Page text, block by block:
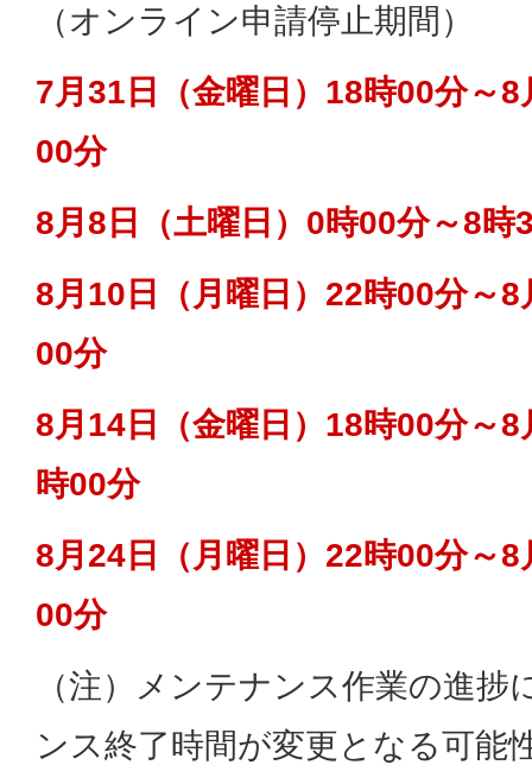
（オンライン申請停止期間）
7月31日（金曜日）18時00分～
00分
8月8日（土曜日）0時00分～8時
8月10日（月曜日）22時00分～
00分
8月14日（金曜日）18時00分～
時00分
8月24日（月曜日）22時00分～
00分
（注）メンテナンス作業の進
ンス終了時間が変更となる可能